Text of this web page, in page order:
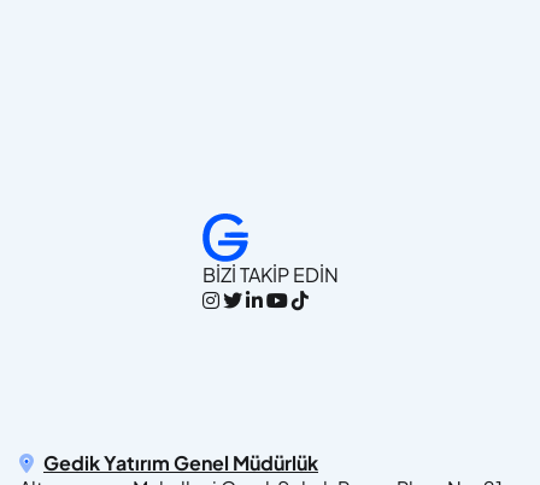
BİZİ TAKİP EDİN
Gedik Yatırım Genel Müdürlük